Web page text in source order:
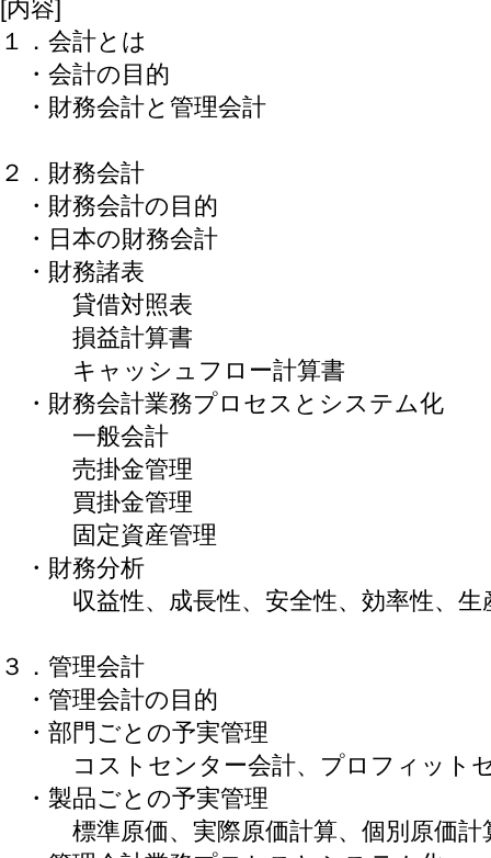
[内容]
１．会計とは
・会計の目的
・財務会計と管理会計
２．財務会計
・財務会計の目的
・日本の財務会計
・財務諸表
貸借対照表
損益計算書
キャッシュフロー計算書
・財務会計業務プロセスとシステム化
一般会計
売掛金管理
買掛金管理
固定資産管理
・財務分析
収益性、成長性、安全性、効率性、生
３．管理会計
・管理会計の目的
・部門ごとの予実管理
コストセンター会計、プロフィットセ
・製品ごとの予実管理
標準原価、実際原価計算、個別原価計